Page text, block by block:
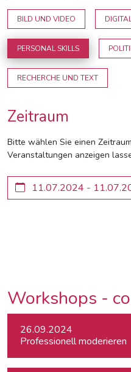
BILD UND VIDEO
PERSONAL SKILLS
RECHERCHE UND TEXT
Zeitraum
Bitte wählen Sie einen
Veranstaltungen anzeigen
Workshops -
26.09.2024
Professionell moderieren